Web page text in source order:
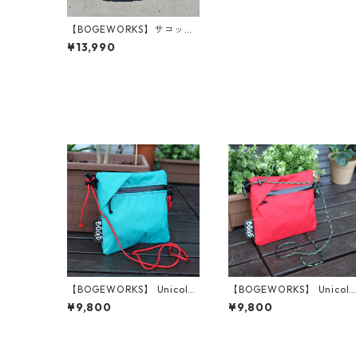
【BOGEWORKS】サコッシ
ュ Scrap pouches (#5)
¥13,990
【BOGEWORKS】 Unicolor
ed pouch (Turquoise Blue)
¥9,800
【BOGEWORKS】 Unicolor
ed pouch (Red)
¥9,800